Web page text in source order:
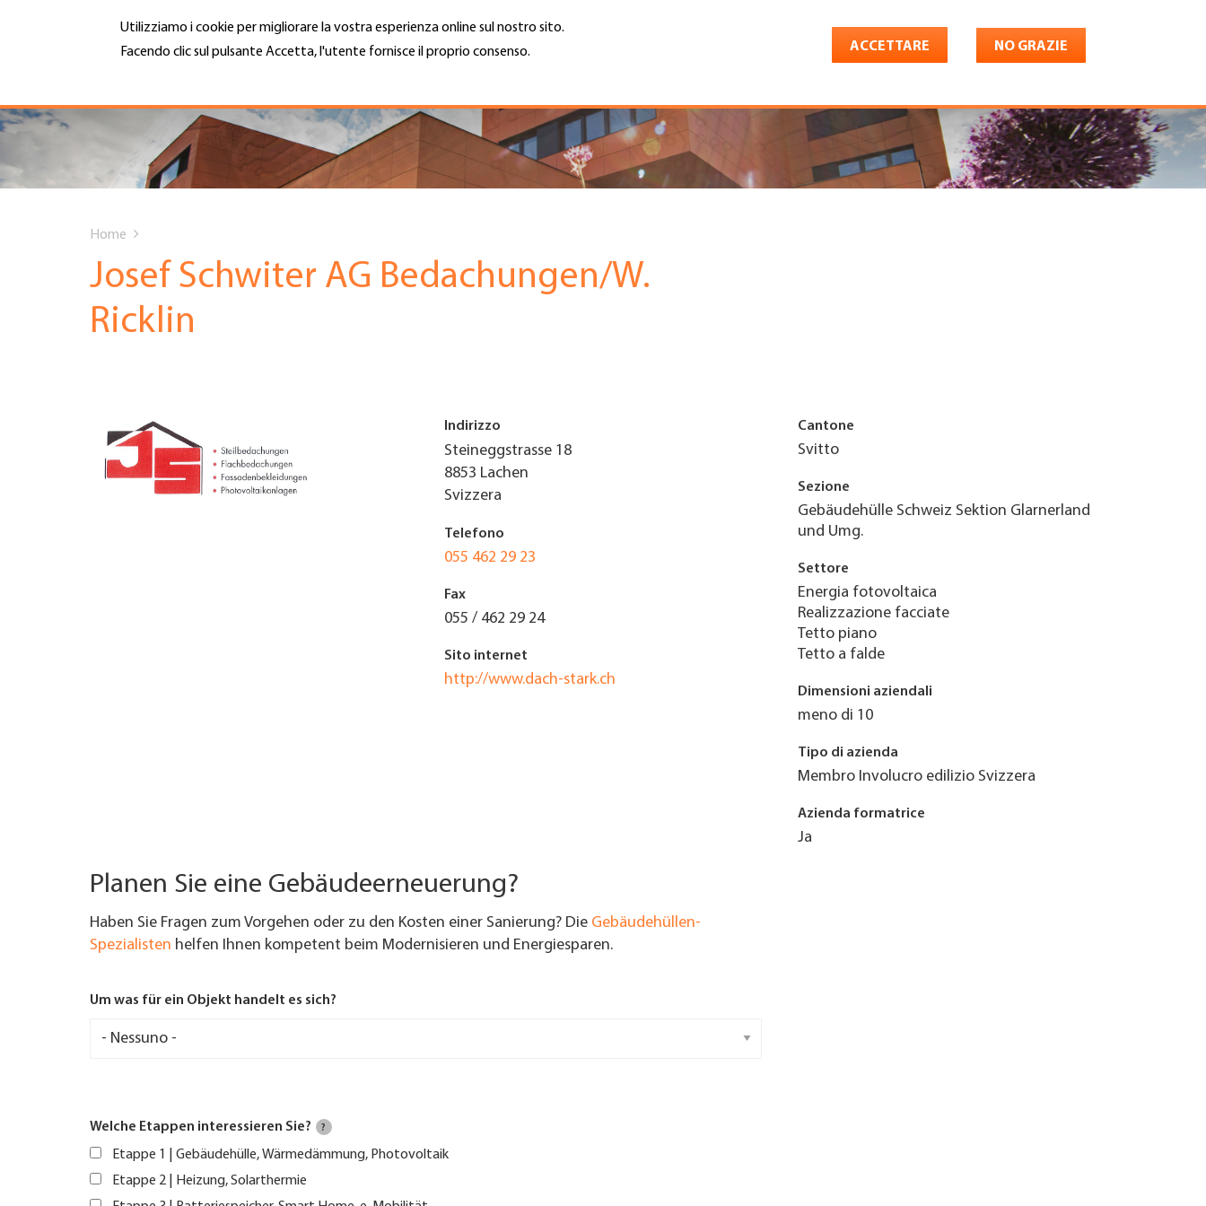
Utilizziamo i cookie per migliorare la vostra esperienza online sul nostro sito.
Facendo clic sul pulsante Accetta, l'utente fornisce il proprio consenso.
ACCETTARE NO GRAZIE
Hauptnavigation
CHI SIAMO
SERVIZI
DATE EVENTI
TROVARE AZIENDA
RIVISTA SPECIALIZZATA
MENU Cerca
Top
Menu
are
here
Home
Josef Schwiter AG Bedachungen/W.
Ricklin
Indirizzo
Steineggstrasse 18
8853 Lachen
Svizzera
Telefono
055 462 29 23
Fax
055 / 462 29 24
Sito internet
http://www.dach-stark.ch
Cantone
Svitto
Sezione
Gebäudehülle Schweiz Sektion Glarnerland
und Umg.
Settore
Energia fotovoltaica
Realizzazione facciate
Tetto piano
Tetto a falde
Dimensioni aziendali
meno di 10
Tipo di azienda
Membro Involucro edilizio Svizzera
Azienda formatrice
Ja
Planen Sie eine Gebäudeerneuerung?
Haben Sie Fragen zum Vorgehen oder zu den Kosten einer Sanierung? Die Gebäudehüllen-
Spezialisten helfen Ihnen kompetent beim Modernisieren und Energiesparen.
Um was für ein Objekt handelt es sich?
Welche Etappen interessieren Sie? ?
Etappe 1 | Gebäudehülle, Wärmedämmung, Photovoltaik
Etappe 2 | Heizung, Solarthermie